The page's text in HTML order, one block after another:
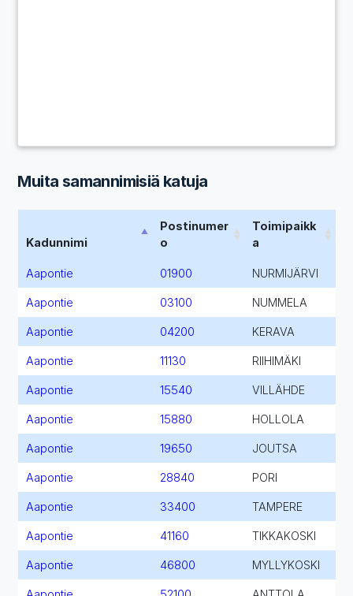
Muita samannimisiä katuja
Kadunnimi
Postinumer
o
Toimipaikk
a
Aapontie 01900 NURMIJÄRVI
Aapontie 03100 NUMMELA
Aapontie 04200 KERAVA
Aapontie 11130 RIIHIMÄKI
Aapontie 15540 VILLÄHDE
Aapontie 15880 HOLLOLA
Aapontie 19650 JOUTSA
Aapontie 28840 PORI
Aapontie 33400 TAMPERE
Aapontie 41160 TIKKAKOSKI
Aapontie 46800 MYLLYKOSKI